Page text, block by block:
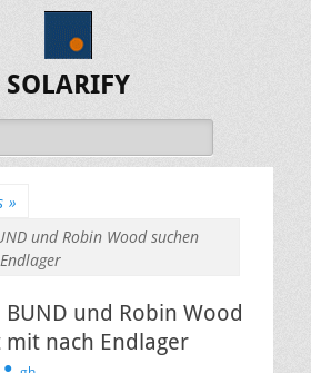
SOLARIFY
»
und Robin Wood suchen
BUND und Robin Wood
nach Endlager